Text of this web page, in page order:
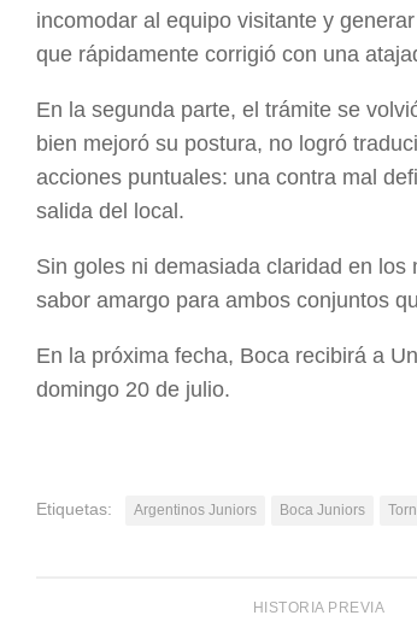
incomodar al equipo visitante y
que rápidamente corrigió con una
En la segunda parte, el trámite se
bien mejoró su postura, no logró
acciones puntuales: una contra mal
salida del local.
Sin goles ni demasiada claridad en
sabor amargo para ambos conjuntos
En la próxima fecha, Boca recibirá a
domingo 20 de julio.
Etiquetas: Argentinos Juniors Boca Juniors
HISTORIA PREVIA